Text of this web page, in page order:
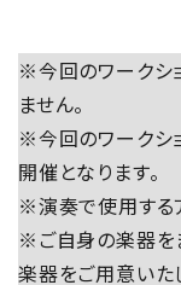
※今回のワークシ
ません。
※今回のワークシ
開催となります。
※演奏で使用する
※ご自身の楽器を
楽器をご用意いた